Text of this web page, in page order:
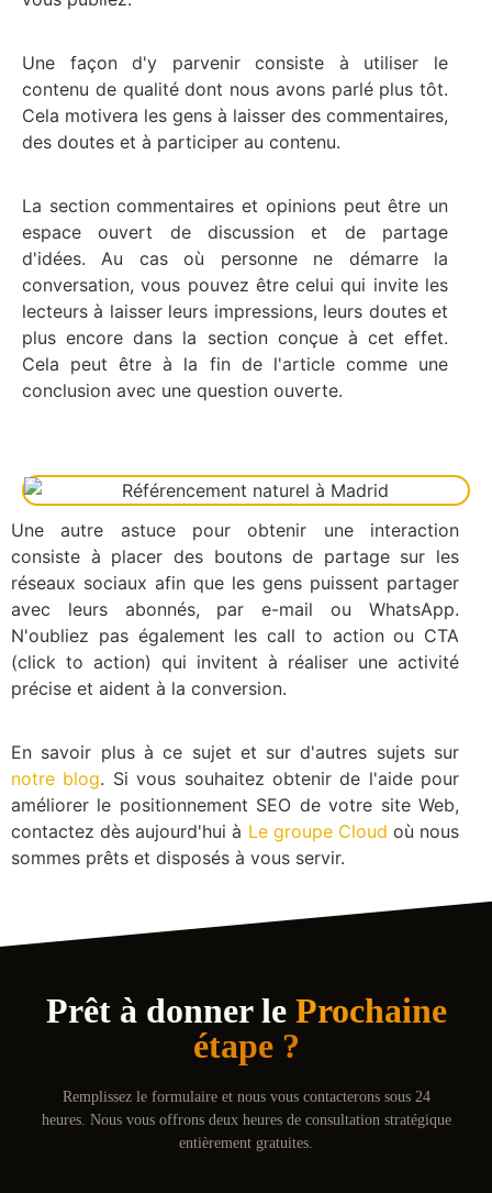
Une façon d'y parvenir consiste à utiliser le
contenu de qualité dont nous avons parlé plus tôt.
Cela motivera les gens à laisser des commentaires,
des doutes et à participer au contenu.
La section commentaires et opinions peut être un
espace ouvert de discussion et de partage
d'idées. Au cas où personne ne démarre la
conversation, vous pouvez être celui qui invite les
lecteurs à laisser leurs impressions, leurs doutes et
plus encore dans la section conçue à cet effet.
Cela peut être à la fin de l'article comme une
conclusion avec une question ouverte.
Une autre astuce pour obtenir une interaction
consiste à placer des boutons de partage sur les
réseaux sociaux afin que les gens puissent partager
avec leurs abonnés, par e-mail ou WhatsApp.
N'oubliez pas également les call to action ou CTA
(click to action) qui invitent à réaliser une activité
précise et aident à la conversion.
En savoir plus à ce sujet et sur d'autres sujets sur
notre blog. Si vous souhaitez obtenir de l'aide pour
améliorer le positionnement SEO de votre site Web,
contactez dès aujourd'hui à Le groupe Cloud où nous
sommes prêts et disposés à vous servir.
Prêt à donner le Prochaine
étape ?
Remplissez le formulaire et nous vous contacterons sous 24
heures. Nous vous offrons deux heures de consultation stratégique
entièrement gratuites.